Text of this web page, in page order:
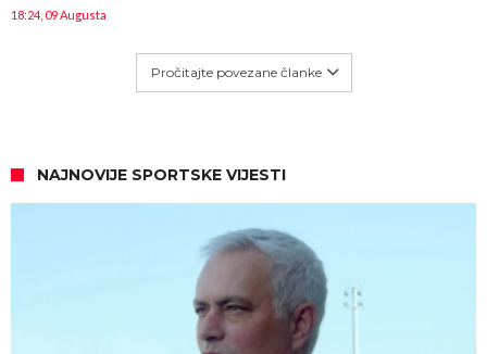
18:24, 09 Augusta
Pročitajte povezane članke
NAJNOVIJE SPORTSKE VIJESTI